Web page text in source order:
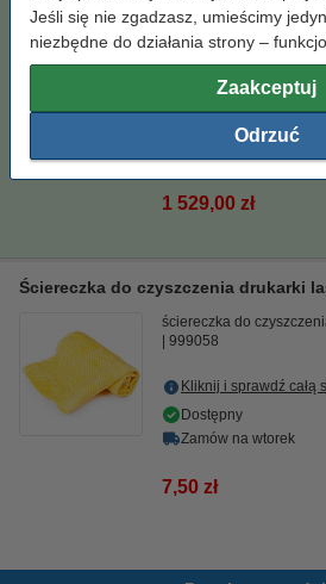
Jeśli się nie zgadzasz, umieścimy
niezbędne do działania strony –
Zaakceptuj
Odrzuć
XL 123drukuj ±
Kliknij i sprawdź całą
Dostępny
Zamów na wtorek
1 529,00 zł
Ściereczka do czyszczenia drukarki
ściereczka do
999058
Kliknij i sprawdź całą
Dostępny
Zamów na wtorek
7,50 zł